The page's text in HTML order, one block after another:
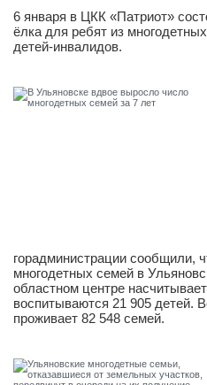
6 января в ЦКК «Патриот»
ёлка для ребят из
детей-инвалидов.
горадминистрации сообщили,
многодетных семей в
областном центре
воспитываются 21 905 детей.
проживает 82 548 семей.